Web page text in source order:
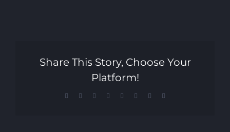
Share This Story, Choose Your
Platform!
Facebook Reddit LinkedInTumblr Pinterest